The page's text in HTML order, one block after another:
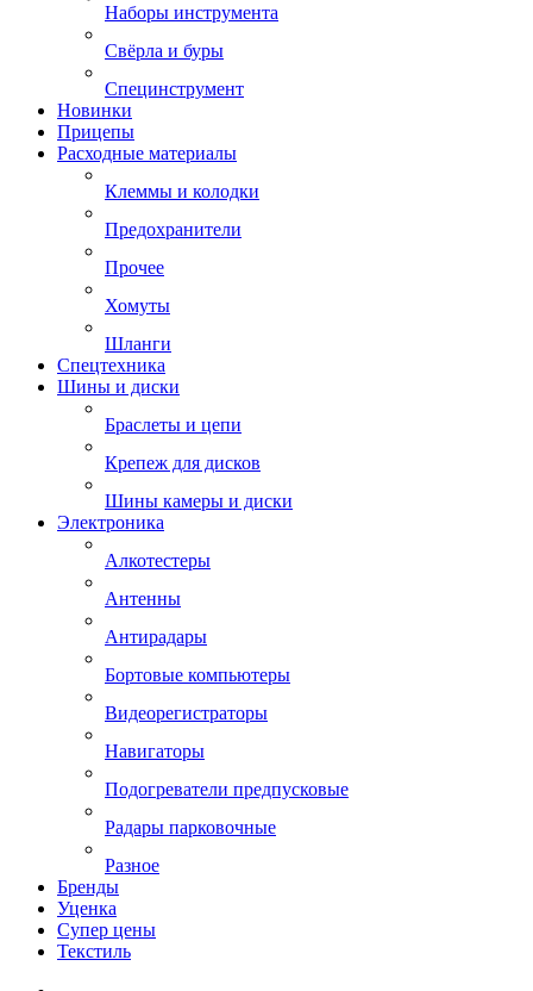
Наборы инструмента
Свёрла и буры
Специнструмент
Новинки
Прицепы
Расходные материалы
Клеммы и колодки
Предохранители
Прочее
Хомуты
Шланги
Спецтехника
Шины и диски
Браслеты и цепи
Крепеж для дисков
Шины камеры и диски
Электроника
Алкотестеры
Антенны
Антирадары
Бортовые компьютеры
Видеорегистраторы
Навигаторы
Подогреватели предпусковые
Радары парковочные
Разное
Бренды
Уценка
Супер цены
Текстиль